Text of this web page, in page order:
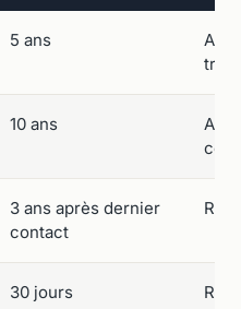
5 ans
10 ans
3 ans après dernier
contact
30 jours